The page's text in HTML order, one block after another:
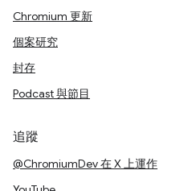
Chromium 更新
個案研究
封存
Podcast 與節目
追蹤
@ChromiumDev 在 X 上運作